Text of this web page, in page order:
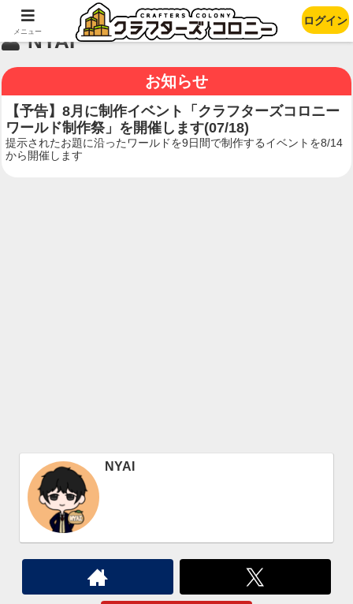
NYAI
お知らせ
【予告】8月に制作イベント「クラフターズコロニー
ワールド制作祭」を開催します(07/18)
提示されたお題に沿ったワールドを9日間で制作するイベントを8/14
から開催します
NYAI
メニュー
ログイン